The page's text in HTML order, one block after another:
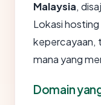
Malaysia,
Lokasi
kepercayaan,
mana yang
Domain